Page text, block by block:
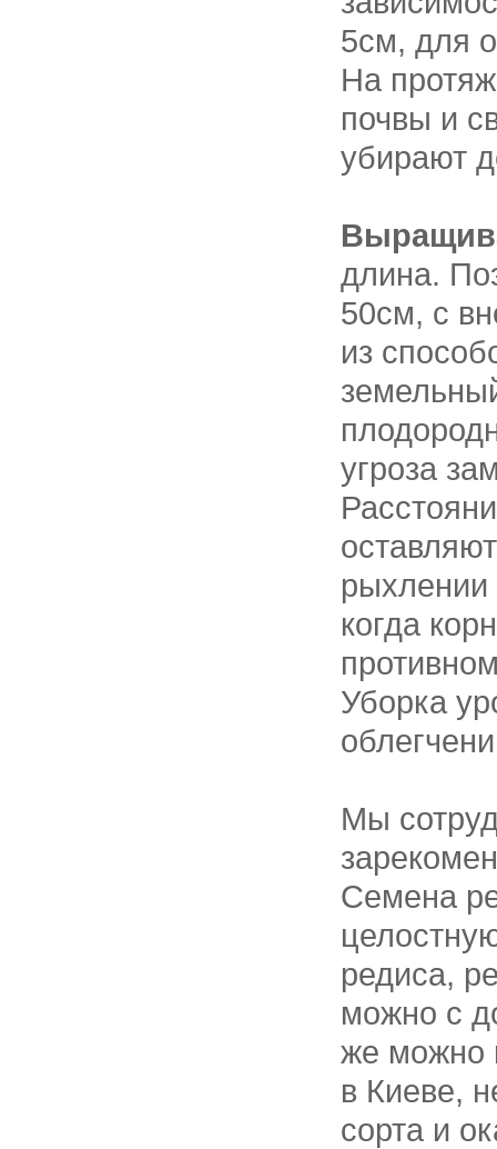
5см, для
На
почвы и
убирают
длина.
50см, с
из
угроза
рыхлении
когда
Уборка
Мы
Семена
редиса,
можно с
же можно
в Киеве,
сорта и